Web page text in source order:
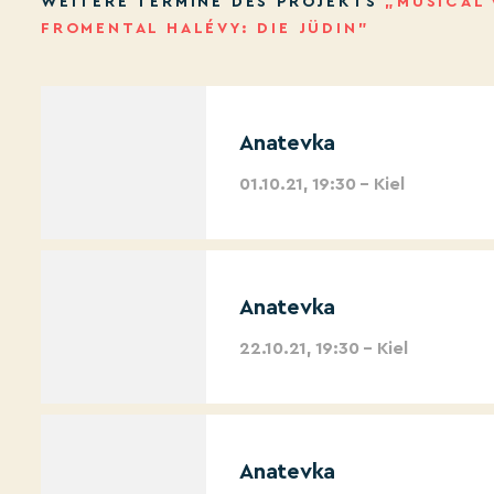
FROMENTAL HALÉVY: DIE JÜDIN”
Anatevka
01.10.21, 19:30 – Kiel
Anatevka
22.10.21, 19:30 – Kiel
Anatevka